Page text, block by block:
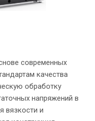
современных
качества
обработку
напряжений в
вязкости и